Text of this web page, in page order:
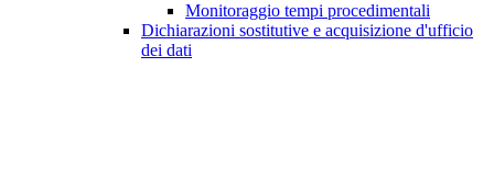
Monitoraggio tempi procedimentali
Dichiarazioni sostitutive e acquisizione d'ufficio
dei dati